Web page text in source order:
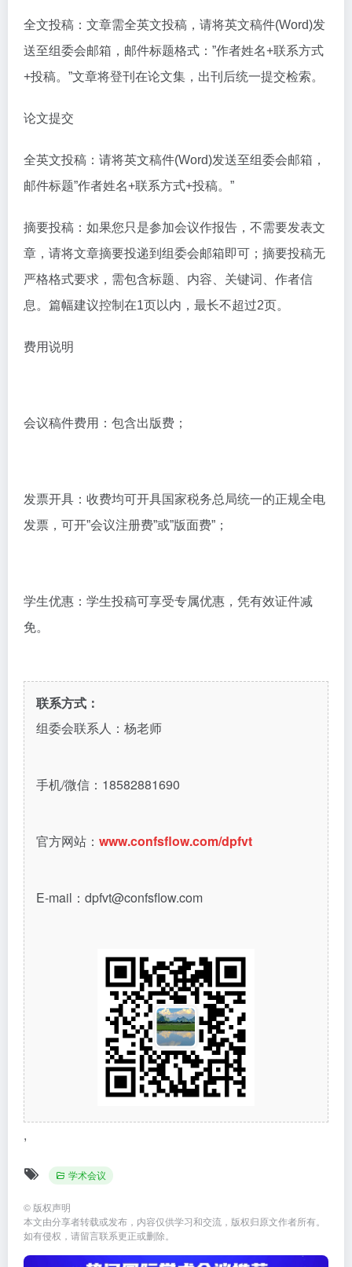
全文投稿：文章需全英文投稿，请将英文稿件(Word)发
送至组委会邮箱，邮件标题格式：”作者姓名+联系方式
+投稿。”文章将登刊在论文集，出刊后统一提交检索。
论文提交
全英文投稿：请将英文稿件(Word)发送至组委会邮箱，
邮件标题”作者姓名+联系方式+投稿。”
摘要投稿：如果您只是参加会议作报告，不需要发表文
章，请将文章摘要投递到组委会邮箱即可；摘要投稿无
严格格式要求，需包含标题、内容、关键词、作者信
息。篇幅建议控制在1页以内，最长不超过2页。
费用说明
会议稿件费用：包含出版费；
发票开具：收费均可开具国家税务总局统一的正规全电
发票，可开”会议注册费”或”版面费”；
学生优惠：学生投稿可享受专属优惠，凭有效证件减
免。
联系方式：
组委会联系人：杨老师
手机/微信：18582881690
官方网站： www.confsflow.com/dpfvt
E-mail：dpfvt@confsflow.com
,
学术会议
© 版权声明
本文由分享者转载或发布，内容仅供学习和交流，版权归原文作者所有。
如有侵权，请留言联系更正或删除。